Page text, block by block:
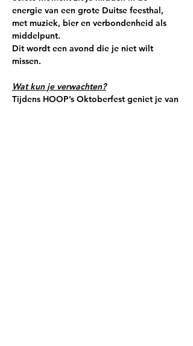
energie van een grote Duitse feesthal,
met muziek, bier en verbondenheid als
middelpunt.
Dit wordt een avond die je niet wilt
missen.
Wat kun je verwachten?
Tijdens HOOP’s Oktoberfest geniet je van